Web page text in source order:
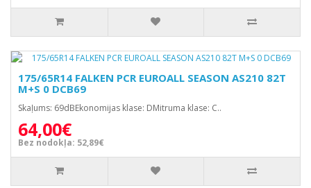
175/65R14 FALKEN PCR EUROALL SEASON AS210 82T
M+S 0 DCB69
Skaļums: 69dBEkonomijas klase: DMitruma klase: C..
64,00€
Bez nodokļa: 52,89€